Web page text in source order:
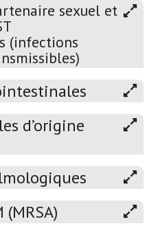
sexuel et
(infections
d’origine
(MRSA)